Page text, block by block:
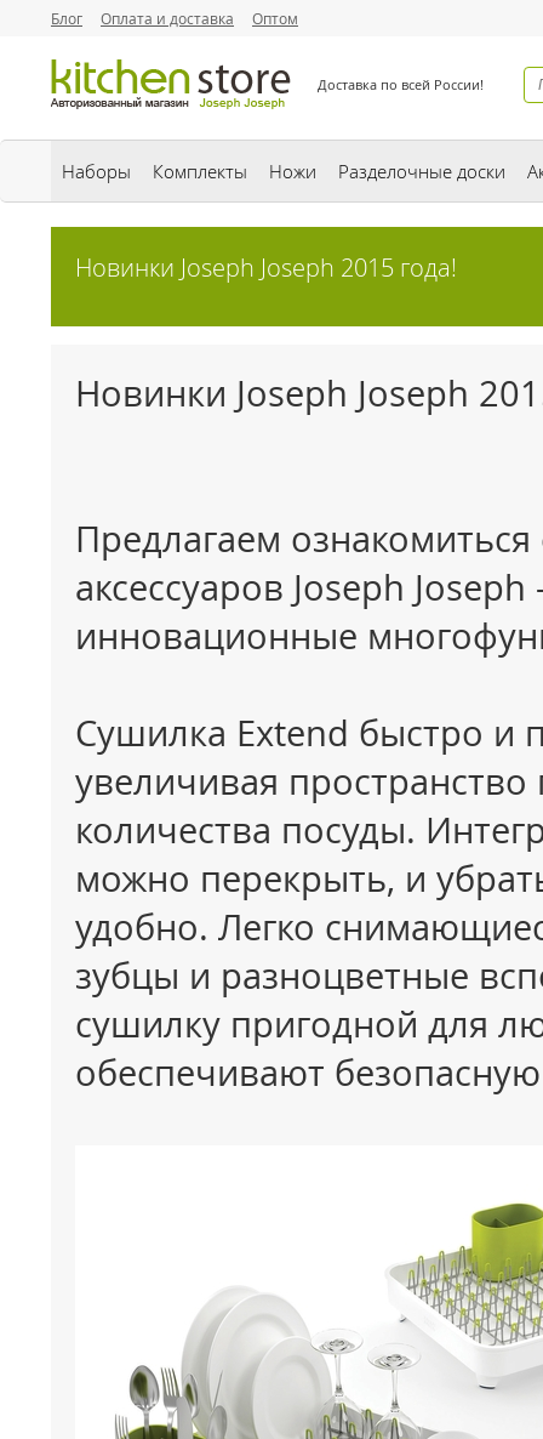
Блог Оплата и доставка Оптом
Доставка по всей России!
Наборы Комплекты Ножи Разделочные доски
Новинки Joseph Joseph 2015 года!
Новинки Joseph Joseph
Предлагаем
аксессуаров Joseph
инновационные
Сушилка Extend быстро и
увеличивая
количества посуды.
можно перекрыть, и
удобно. Легко
зубцы и разноцветные
сушилку пригодной для
обеспечивают